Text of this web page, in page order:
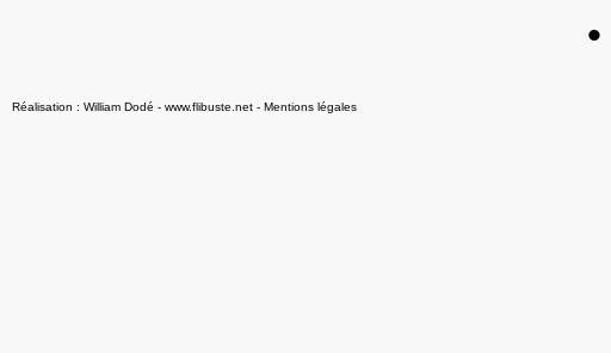
•
Réalisation : William Dodé - www.flibuste.net - Mentions légales